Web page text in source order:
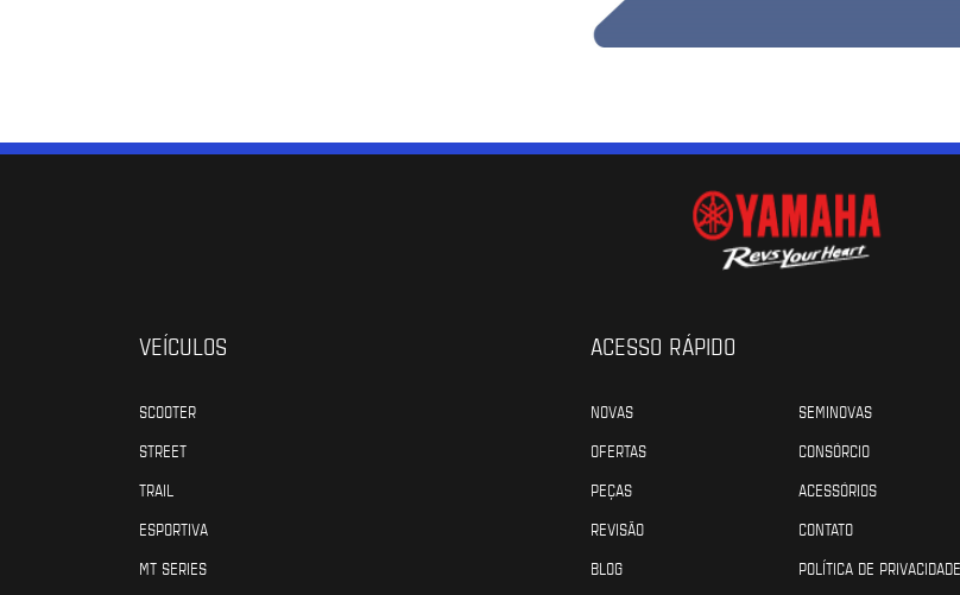
VEÍCULOS
SCOOTER
STREET
TRAIL
ESPORTIVA
MT SERIES
ACESSO RÁPIDO
NOVAS
SEMINOVAS
OFERTAS
CONSÓRCIO
PEÇAS
ACESSÓRIOS
REVISÃO
CONTATO
BLOG
POLÍTICA DE PRIVACIDADE